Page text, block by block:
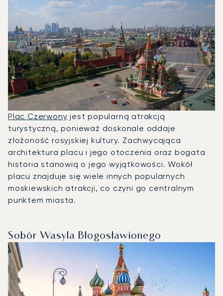
Plac Czerwony jest popularną atrakcją
turystyczną, ponieważ doskonale oddaje
złożoność rosyjskiej kultury. Zachwycająca
architektura placu i jego otoczenia oraz bogata
historia stanowią o jego wyjątkowości. Wokół
placu znajduje się wiele innych popularnych
moskiewskich atrakcji, co czyni go centralnym
punktem miasta.
Sobór Wasyla Błogosławionego